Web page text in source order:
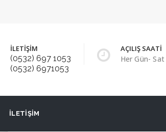
İLETİŞİM
(0532) 697 1053
(0532) 6971053
AÇILIŞ SAATİ
Her Gün-
İLETIŞIM